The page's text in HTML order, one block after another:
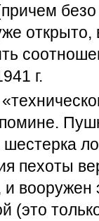
безо
г.
пехоты
и
(это